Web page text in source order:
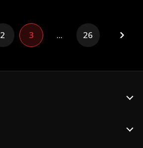
2 3 ... 26